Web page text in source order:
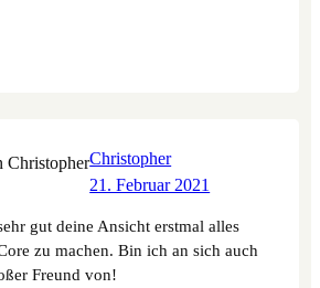
Christopher
21. Februar 2021
gut deine Ansicht erstmal alles
zu machen. Bin ich an sich auch
Freund von!